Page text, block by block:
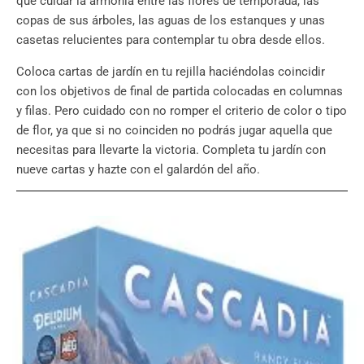
copas de sus árboles, las aguas de los estanques y unas
casetas relucientes para contemplar tu obra desde ellos.
Coloca cartas de jardín en tu rejilla haciéndolas coincidir
con los objetivos de final de partida colocadas en columnas
y filas. Pero cuidado con no romper el criterio de color o tipo
de flor, ya que si no coinciden no podrás jugar aquella que
necesitas para llevarte la victoria. Completa tu jardín con
nueve cartas y hazte con el galardón del año.